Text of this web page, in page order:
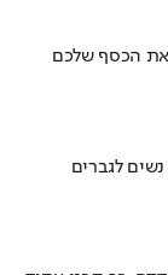
את הכסף שלכם
לגברים